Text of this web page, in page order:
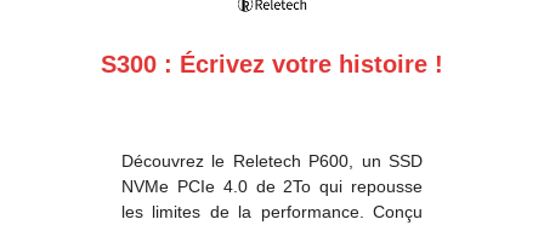
S300 : Écrivez votre histoire !
Découvrez le Reletech P600, un SSD
NVMe PCIe 4.0 de 2To qui repousse
les limites de la performance. Conçu